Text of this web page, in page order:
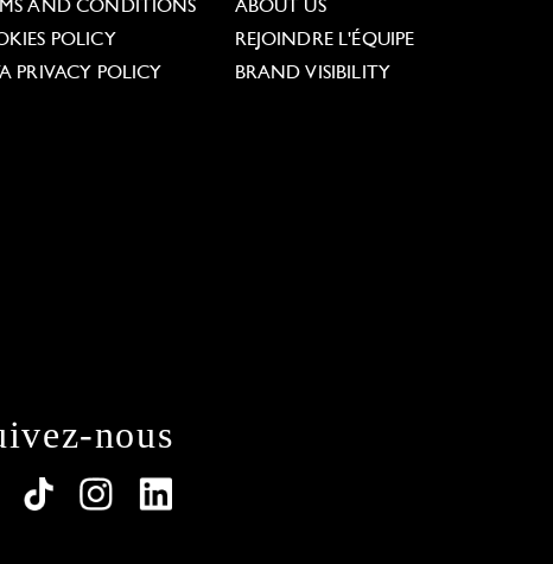
AND CONDITIONS
POLICY
PRIVACY POLICY
ABOUT US
REJOINDRE L'ÉQUIPE
BRAND VISIBILITY
nous